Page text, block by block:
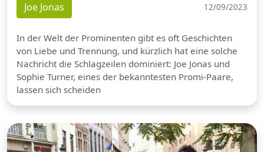
Joe Jonas 12/09/2023
In der Welt der Prominenten gibt es oft Geschichten
von Liebe und Trennung, und kürzlich hat eine solche
Nachricht die Schlagzeilen dominiert: Joe Jonas und
Sophie Turner, eines der bekanntesten Promi-Paare,
lassen sich scheiden